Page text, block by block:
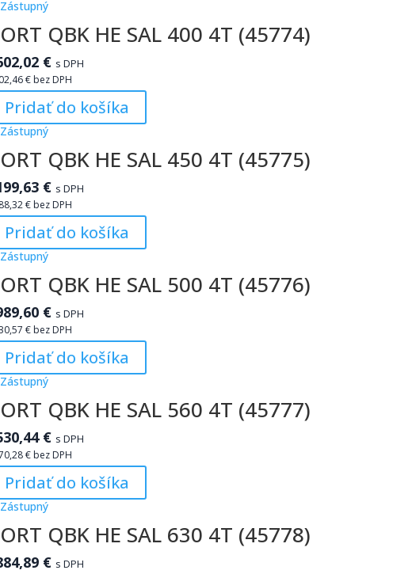
QBK HE SAL 400 4T (45774)
€ s DPH
€bez DPH
Pridať do košíka
QBK HE SAL 450 4T (45775)
€ s DPH
€bez DPH
Pridať do košíka
QBK HE SAL 500 4T (45776)
€ s DPH
€bez DPH
Pridať do košíka
QBK HE SAL 560 4T (45777)
€ s DPH
€bez DPH
Pridať do košíka
QBK HE SAL 630 4T (45778)
€ s DPH